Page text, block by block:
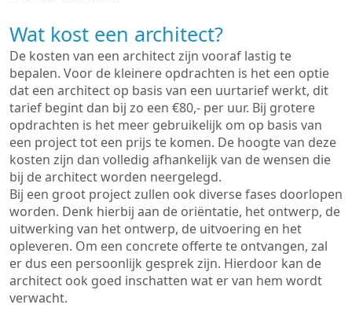
Wat kost een architect?
De kosten van een architect zijn vooraf lastig te
bepalen. Voor de kleinere opdrachten is het een optie
dat een architect op basis van een uurtarief werkt, dit
tarief begint dan bij zo een €80,- per uur. Bij grotere
opdrachten is het meer gebruikelijk om op basis van
een project tot een prijs te komen. De hoogte van deze
kosten zijn dan volledig afhankelijk van de wensen die
bij de architect worden neergelegd.
Bij een groot project zullen ook diverse fases doorlopen
worden. Denk hierbij aan de oriëntatie, het ontwerp, de
uitwerking van het ontwerp, de uitvoering en het
opleveren. Om een concrete offerte te ontvangen, zal
er dus een persoonlijk gesprek zijn. Hierdoor kan de
architect ook goed inschatten wat er van hem wordt
verwacht.